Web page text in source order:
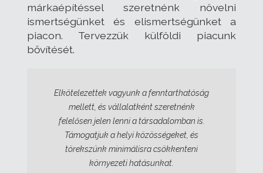
márkaépítéssel szeretnénk növelni
ismertségünket és elismertségünket a
piacon. Tervezzük külföldi piacunk
bővítését.
Elkötelezettek vagyunk a fenntarthatóság
mellett, és vállalatként szeretnénk
felelősen jelen lenni a társadalomban is.
Támogatjuk a helyi közösségeket, és
törekszünk minimálisra csökkenteni
környezeti hatásunkat.